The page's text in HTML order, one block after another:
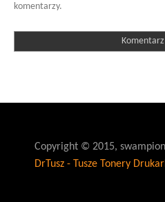
komentarzy.
Copyright © 2015,
DrTusz - Tusze Tonery